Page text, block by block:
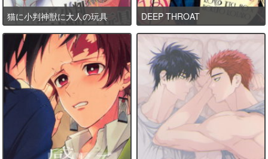
猫に小判神獣に大人の玩具 DEEP THROAT